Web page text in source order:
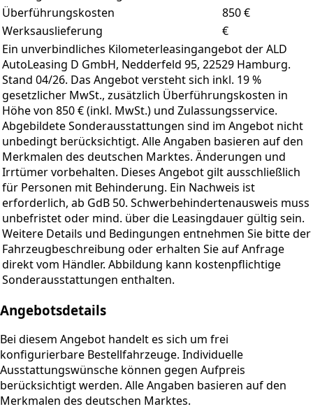
Überführungskosten
850 €
Werksauslieferung
€
Ein unverbindliches Kilometerleasingangebot der ALD
AutoLeasing D GmbH, Nedderfeld 95, 22529 Hamburg.
Stand 04/26. Das Angebot versteht sich inkl. 19 %
gesetzlicher MwSt., zusätzlich Überführungskosten in
Höhe von 850 € (inkl. MwSt.) und Zulassungsservice.
Abgebildete Sonderausstattungen sind im Angebot nicht
unbedingt berücksichtigt. Alle Angaben basieren auf den
Merkmalen des deutschen Marktes. Änderungen und
Irrtümer vorbehalten. Dieses Angebot gilt ausschließlich
für Personen mit Behinderung. Ein Nachweis ist
erforderlich, ab GdB 50. Schwerbehindertenausweis muss
unbefristet oder mind. über die Leasingdauer gültig sein.
Weitere Details und Bedingungen entnehmen Sie bitte der
Fahrzeugbeschreibung oder erhalten Sie auf Anfrage
direkt vom Händler. Abbildung kann kostenpflichtige
Sonderausstattungen enthalten.
Angebotsdetails
Bei diesem Angebot handelt es sich um frei
konfigurierbare Bestellfahrzeuge. Individuelle
Ausstattungswünsche können gegen Aufpreis
berücksichtigt werden. Alle Angaben basieren auf den
Merkmalen des deutschen Marktes.